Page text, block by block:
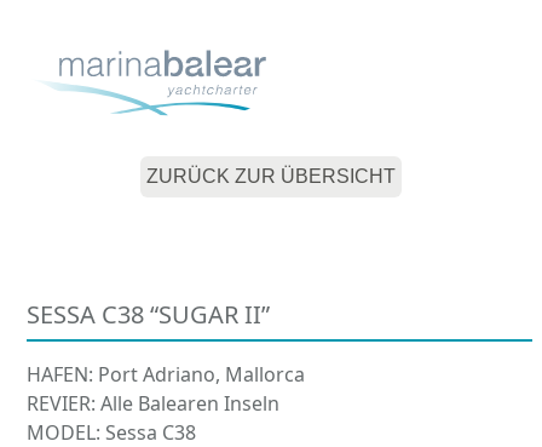
contentmobile
menu
mobile
menu
ZURÜCK ZUR ÜBERSICHT
SESSA C38 “SUGAR II”
HAFEN: Port Adriano, Mallorca
REVIER: Alle Balearen Inseln
MODEL: Sessa C38